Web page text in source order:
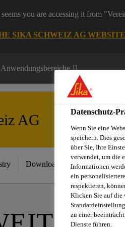
you are accessing it from
SIKA SCHWEIZ AG WEBSITE
Anwendungsbereiche
AG
Download Center
Datenschutz-
Wenn Sie eine
speichern. Dies
über Sie, Ihre
verwendet, um die
Informationen
ein
respektieren,
Klicken Sie auf die
zu einer
Dienste führen.